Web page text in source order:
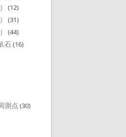
(12)
(31)
(44)
石(16)
測点 (30)